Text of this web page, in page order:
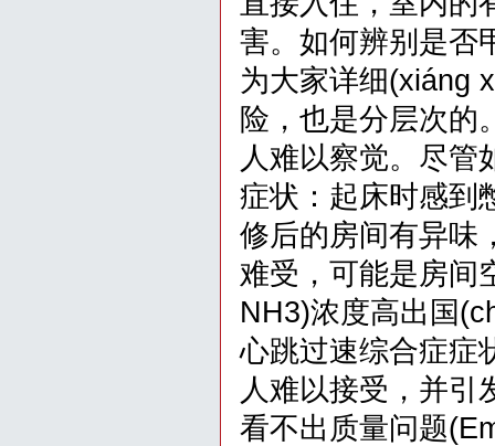
害。如何辨别是否
为大家详细(xiáng
险，也是分层次的
人难以察觉。尽管
症状：起床时感到
修后的房间有异味
难受，可能是房间
NH3)浓度高出国
心跳过速综合症症
人难以接受，并引
看不出质量问题